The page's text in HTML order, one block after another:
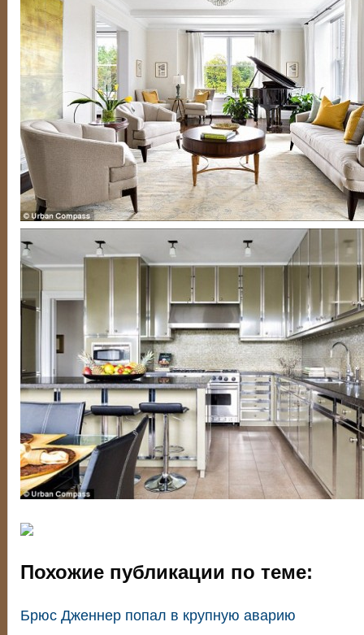
Похожие публикации по теме:
Брюс Дженнер попал в крупную аварию